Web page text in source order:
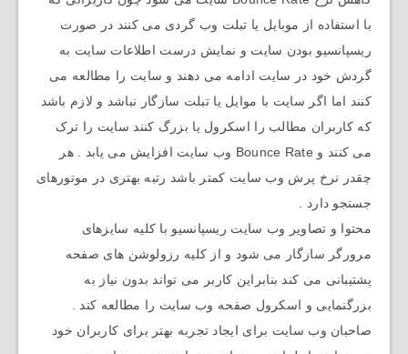
با استفاده از موبایل یا تبلت وب گردی می کنند در صورت
ریسپانسیو بودن سایت و نمایش درست اطلاعات سایت به
گردش خود در سایت ادامه می دهند و سایت را مطالعه می
کنند اما اگر سایت با موایل یا تبلت سازگار نباشد و لازم باشد
که کاربران مطالب را اسکرول یا بزرگ کنند سایت را ترک
می کنند و Bounce Rate وب سایت افزایش می یابد . هر
چقدر نرخ پرش وب سایت کمتر باشد رتبه بهتری در موتورهای
جستجو دارد .
محتوا و تصاویر وب سایت ریسپانسیو با کلیه سایزهای
مرورگر سازگار می شود و از کلیه رزولوشن های صفحه
پشتیبانی می کند بنابراین کاربر می تواند بدون نیاز به
بزرگنمایی و اسکرول صفحه وب سایت را مطالعه کند .
صاحبان وب سایت برای ایجاد تجربه بهتر برای کاربران خود